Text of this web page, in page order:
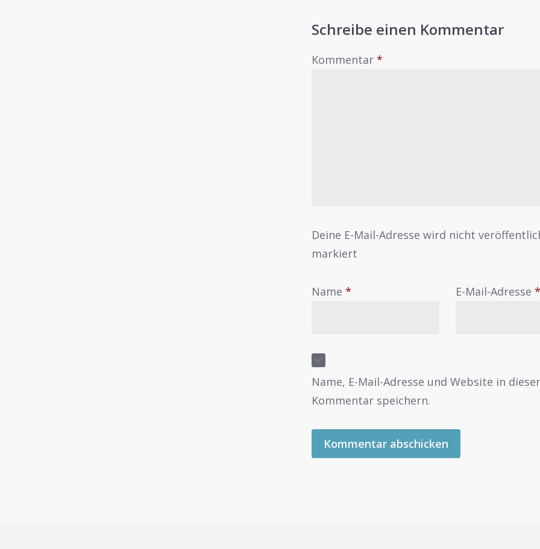
Schreibe einen Kommentar
Kommentar *
Deine E-Mail-Adresse wird nicht
markiert
Name * E-Mail-Adresse *
Name, E-Mail-Adresse und Website in
Kommentar speichern.